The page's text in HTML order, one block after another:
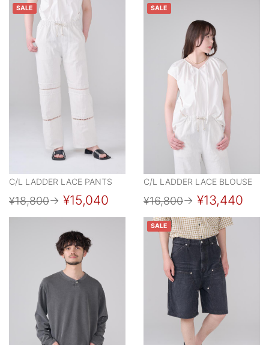
SALE
C/L LADDER LACE PANTS
¥18,800→ ¥15,040
SALE
C/L LADDER LACE BLOUSE
¥16,800→ ¥13,440
SALE